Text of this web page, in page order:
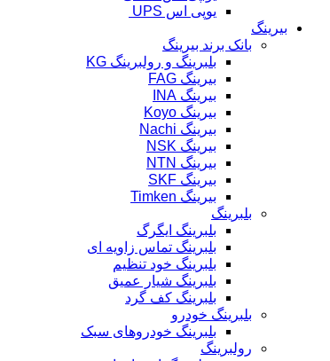
یوپی اس UPS
بیرینگ
بانک برند بیرینگ
بلبرینگ و رولبرینگ KG
بیرینگ FAG
بیرینگ INA
بیرینگ Koyo
بیرینگ Nachi
بیرینگ NSK
بیرینگ NTN
بیرینگ SKF
بیرینگ Timken
بلبرینگ
بلبرینگ ایگرگ
بلبرینگ تماس زاویه ای
بلبرینگ خود تنظیم
بلبرینگ شیار عمیق
بلبرینگ کف گرد
بلبرینگ خودرو
بلبرینگ خودروهای سبک
رولبرینگ